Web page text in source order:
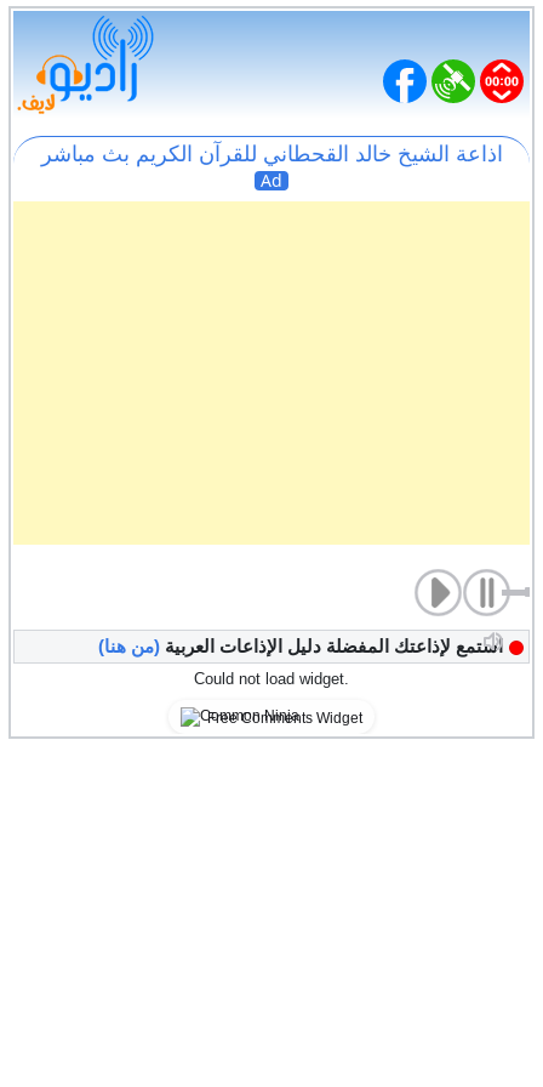
اذاعة الشيخ خالد القحطاني للقرآن الكريم بث مباشر
Ad
استمع لإذاعتك المفضلة دليل الإذاعات العربية(من هنا)
Could not load widget.
Free Comments Widget